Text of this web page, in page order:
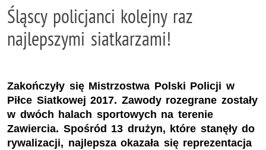
Śląscy policjanci kolejny raz
najlepszymi siatkarzami!
Zakończyły się Mistrzostwa Polski Policji w
Piłce Siatkowej 2017. Zawody rozegrane zostały
w dwóch halach sportowych na terenie
Zawiercia. Spośród 13 drużyn, które stanęły do
rywalizacji, najlepsza okazała się reprezentacja